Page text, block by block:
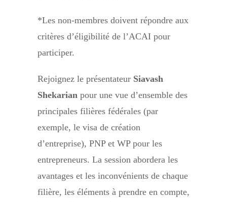
*Les non-membres doivent répondre aux
critères d’éligibilité de l’ACAI pour
participer.
Rejoignez le présentateur Siavash
Shekarian pour une vue d’ensemble des
principales filières fédérales (par
exemple, le visa de création
d’entreprise), PNP et WP pour les
entrepreneurs. La session abordera les
avantages et les inconvénients de chaque
filière, les éléments à prendre en compte,